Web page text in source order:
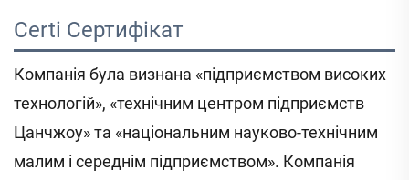
Certi Сертифікат
Компанія була визнана «підприємством високих
технологій», «технічним центром підприємств
Цанчжоу» та «національним науково-технічним
малим і середнім підприємством». Компанія